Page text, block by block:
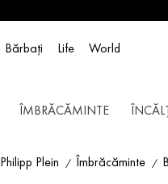
Bărbați Life World
ÎMBRĂCĂMINTE
Philipp Plein Îmbrăcăminte